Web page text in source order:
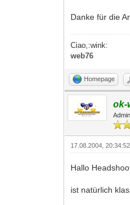
Danke für die
Ciao,:wink:
web76
Homepage
ok-
17.08.2004, 20:34:52
Hallo
ist natürlich